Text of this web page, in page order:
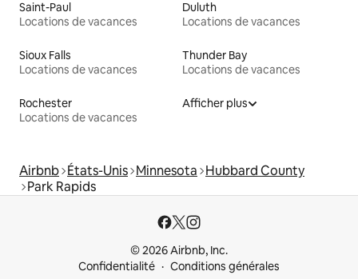
Saint-Paul
Locations de vacances
Duluth
Locations de vacances
Sioux Falls
Locations de vacances
Thunder Bay
Locations de vacances
Rochester
Locations de vacances
Afficher plus
Airbnb États-Unis Minnesota Hubbard County
Park Rapids
© 2026 Airbnb, Inc.
Confidentialité
Conditions générales